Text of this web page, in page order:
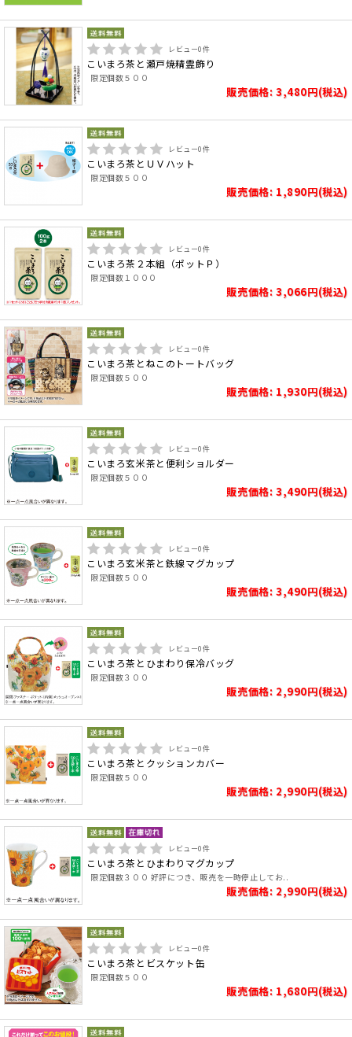
レビュー0件
こいまろ茶と瀬戸焼精霊飾り
限定個数５００
販売価格: 3,480円(税込)
レビュー0件
こいまろ茶とＵＶハット
限定個数５００
販売価格: 1,890円(税込)
レビュー0件
こいまろ茶２本組（ポットＰ）
限定個数１０００
販売価格: 3,066円(税込)
レビュー0件
こいまろ茶とねこのトートバッグ
限定個数５００
販売価格: 1,930円(税込)
レビュー0件
こいまろ玄米茶と便利ショルダー
限定個数５００
販売価格: 3,490円(税込)
レビュー0件
こいまろ玄米茶と鉄線マグカップ
限定個数５００
販売価格: 3,490円(税込)
レビュー0件
こいまろ茶とひまわり保冷バッグ
限定個数３００
販売価格: 2,990円(税込)
レビュー0件
こいまろ茶とクッションカバー
限定個数５００
販売価格: 2,990円(税込)
レビュー0件
こいまろ茶とひまわりマグカップ
限定個数３００ 好評につき、販売を一時停止してお..
販売価格: 2,990円(税込)
レビュー0件
こいまろ茶とビスケット缶
限定個数５００
販売価格: 1,680円(税込)